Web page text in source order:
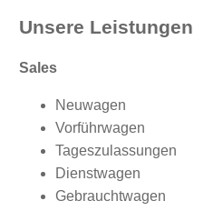
Unsere Leistungen
Sales
Neuwagen
Vorführwagen
Tageszulassungen
Dienstwagen
Gebrauchtwagen